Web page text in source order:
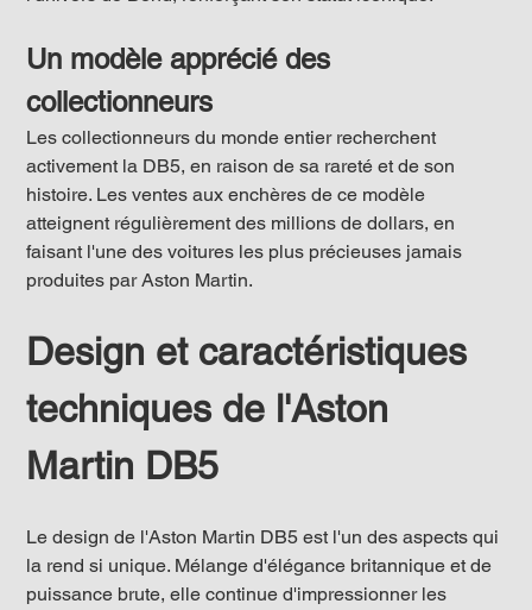
Un modèle apprécié des
collectionneurs
Les collectionneurs du monde entier recherchent
activement la DB5, en raison de sa rareté et de son
histoire. Les ventes aux enchères de ce modèle
atteignent régulièrement des millions de dollars, en
faisant l'une des voitures les plus précieuses jamais
produites par Aston Martin.
Design et caractéristiques
techniques de l'Aston
Martin DB5
Le design de l'Aston Martin DB5 est l'un des aspects qui
la rend si unique. Mélange d'élégance britannique et de
puissance brute, elle continue d'impressionner les